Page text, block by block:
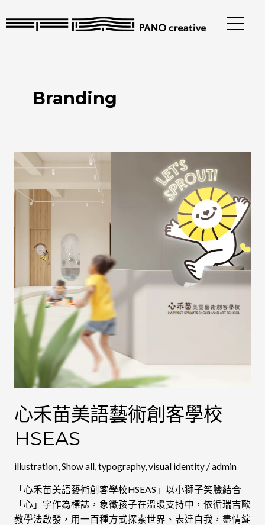
至
Branding
心禾苗美語藝術創客學校
HSEAS
illustration,Show all,typography,visual identity/admin
「心禾苗美語藝術創客學校HSEAS」以小獅子笑臉結合
「心」字作為標誌，象徵孩子在溫暖支持中，依循瑞吉歐
教學法啟發，用一百種方式探索世界、表達自我，盡情綻
苗
學
校
HSEAS